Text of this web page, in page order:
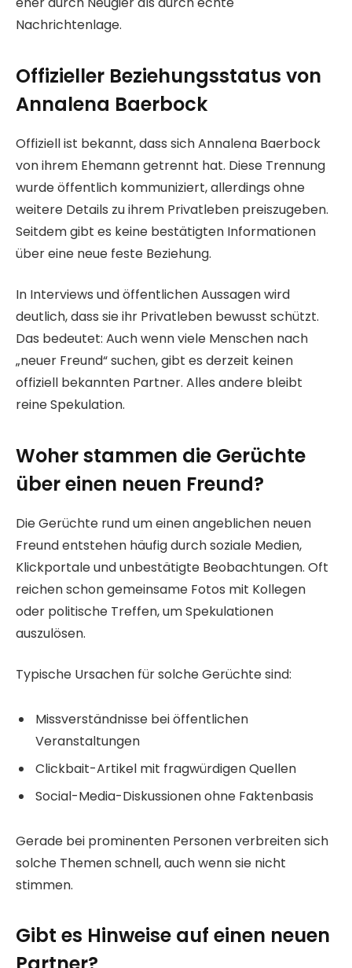
Nachrichtenlage.
Offizieller Beziehungsstatus von
Annalena Baerbock
Offiziell ist bekannt, dass sich Annalena Baerbock
von ihrem Ehemann getrennt hat. Diese Trennung
wurde öffentlich kommuniziert, allerdings ohne
weitere Details zu ihrem Privatleben preiszugeben.
Seitdem gibt es keine bestätigten Informationen
über eine neue feste Beziehung.
In Interviews und öffentlichen Aussagen wird
deutlich, dass sie ihr Privatleben bewusst schützt.
Das bedeutet: Auch wenn viele Menschen nach
„neuer Freund“ suchen, gibt es derzeit keinen
offiziell bekannten Partner. Alles andere bleibt
reine Spekulation.
Woher stammen die Gerüchte
über einen neuen Freund?
Die Gerüchte rund um einen angeblichen neuen
Freund entstehen häufig durch soziale Medien,
Klickportale und unbestätigte Beobachtungen. Oft
reichen schon gemeinsame Fotos mit Kollegen
oder politische Treffen, um Spekulationen
auszulösen.
Typische Ursachen für solche Gerüchte sind:
Missverständnisse bei öffentlichen
Veranstaltungen
Clickbait-Artikel mit fragwürdigen Quellen
Social-Media-Diskussionen ohne Faktenbasis
Gerade bei prominenten Personen verbreiten sich
solche Themen schnell, auch wenn sie nicht
stimmen.
Gibt es Hinweise auf einen neuen